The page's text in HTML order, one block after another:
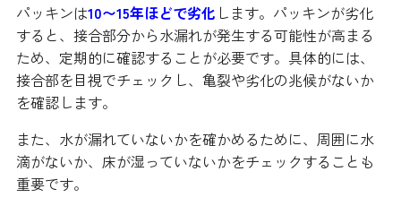
パッキンは10〜15年ほどで劣化 します。パッキンが劣化
すると、接合部分から水漏れが発生する可能性が高まる
ため、定期的に確認することが必要です。具体的には、
接合部を目視でチェックし、亀裂や劣化の兆候がないか
を確認します。
また、水が漏れていないかを確かめるために、周囲に水
滴がないか、床が湿っていないかをチェックすることも
重要です。